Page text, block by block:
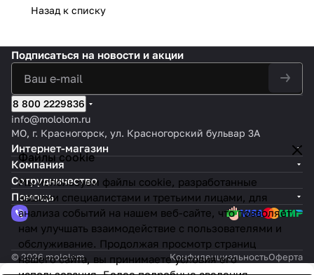
Назад к списку
Файлы cookie
Мы используем файлы cookie, разработанные
нашими специалистами и третьими лицами, для
анализа событий на нашем веб-сайте, что позволяет
нам улучшать взаимодействие с пользователями и
обслуживание. Продолжая просмотр страниц
нашего сайта, вы принимаете условия его
Подписаться на новости и акции
8 800 2229836
info@mololom.ru
МО, г. Красногорск, ул. Красногорский бульвар 3А
Интернет-магазин
Компания
Сотрудничество
Помощь
© 2026 mololom КонфиденциальностьОферта